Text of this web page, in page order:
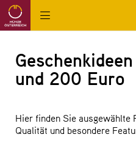
und 200 Euro
Hier finden Sie ausgewählte
Qualität und besondere